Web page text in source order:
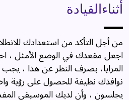
أثناءالقيادة
من أجل التأكد من استعدادك
اجعل مقعدك في الوضع الأمثل
المرايا، بصرف النظر عن هذا ،
نوافذك نظيفة للحصول على رؤية
يجلسون ، وأن لديك الموسيقى